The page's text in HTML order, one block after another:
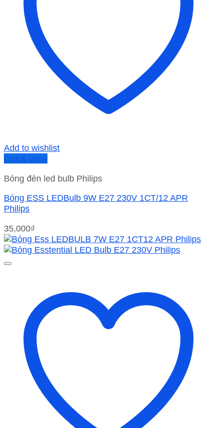
Add to wishlist
Quick View
Bóng đèn led bulb Philips
Bóng ESS LEDBulb 9W E27 230V 1CT/12 APR
Philips
35,000₫